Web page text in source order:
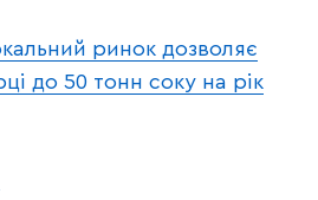
ринок дозволяє
до 50 тонн соку на рік